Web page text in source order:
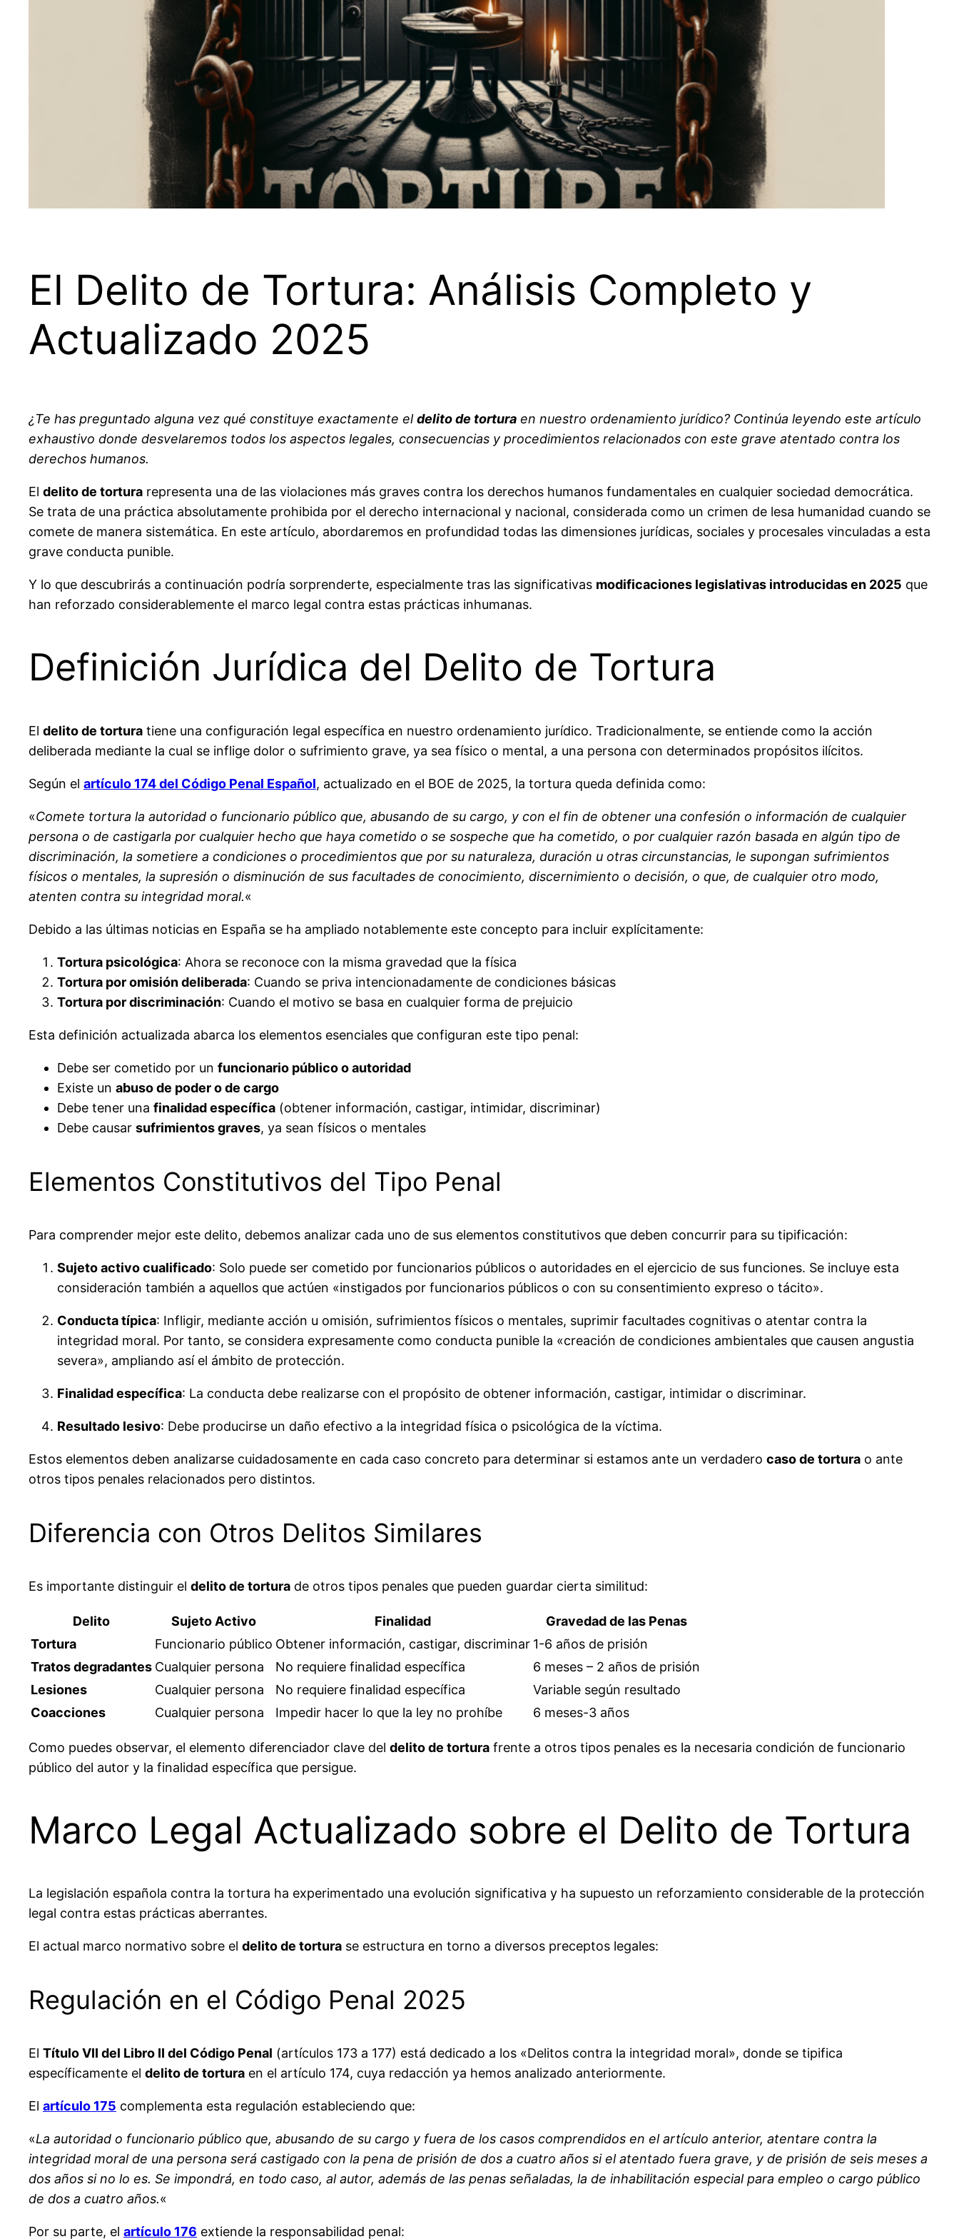
El Delito de Tortura: Análisis Completo y
Actualizado 2025
¿Te has preguntado alguna vez qué constituye exactamente eldelito de tortura en nuestro ordenamiento jurídico? Continúa leyendo este artículo
exhaustivo donde desvelaremos todos los aspectos legales, consecuencias y procedimientos relacionados con este grave atentado contra los
derechos humanos.
El delito de tortura representa una de las violaciones más graves contra los derechos humanos fundamentales en cualquier sociedad democrática.
Se trata de una práctica absolutamente prohibida por el derecho internacional y nacional, considerada como un crimen de lesa humanidad cuando se
comete de manera sistemática. En este artículo, abordaremos en profundidad todas las dimensiones jurídicas, sociales y procesales vinculadas a esta
grave conducta punible.
Y lo que descubrirás a continuación podría sorprenderte, especialmente tras las significativas modificaciones legislativas introducidas en 2025 que
han reforzado considerablemente el marco legal contra estas prácticas inhumanas.
Definición Jurídica del Delito de Tortura
El delito de tortura tiene una configuración legal específica en nuestro ordenamiento jurídico. Tradicionalmente, se entiende como la acción
deliberada mediante la cual se inflige dolor o sufrimiento grave, ya sea físico o mental, a una persona con determinados propósitos ilícitos.
Según el artículo 174 del Código Penal Español, actualizado en el BOE de 2025, la tortura queda definida como:
«Comete tortura la autoridad o funcionario público que, abusando de su cargo, y con el fin de obtener una confesión o información de cualquier
persona o de castigarla por cualquier hecho que haya cometido o se sospeche que ha cometido, o por cualquier razón basada en algún tipo de
discriminación, la sometiere a condiciones o procedimientos que por su naturaleza, duración u otras circunstancias, le supongan sufrimientos
físicos o mentales, la supresión o disminución de sus facultades de conocimiento, discernimiento o decisión, o que, de cualquier otro modo,
atenten contra su integridad moral.«
Debido a las últimas noticias en España se ha ampliado notablemente este concepto para incluir explícitamente:
Tortura psicológica: Ahora se reconoce con la misma gravedad que la física
Tortura por omisión deliberada: Cuando se priva intencionadamente de condiciones básicas
Tortura por discriminación: Cuando el motivo se basa en cualquier forma de prejuicio
Esta definición actualizada abarca los elementos esenciales que configuran este tipo penal:
Debe ser cometido por un funcionario público o autoridad
Existe un abuso de poder o de cargo
Debe tener una finalidad específica (obtener información, castigar, intimidar, discriminar)
Debe causar sufrimientos graves, ya sean físicos o mentales
Elementos Constitutivos del Tipo Penal
Para comprender mejor este delito, debemos analizar cada uno de sus elementos constitutivos que deben concurrir para su tipificación:
Sujeto activo cualificado: Solo puede ser cometido por funcionarios públicos o autoridades en el ejercicio de sus funciones. Se incluye esta
consideración también a aquellos que actúen «instigados por funcionarios públicos o con su consentimiento expreso o tácito».
Conducta típica: Infligir, mediante acción u omisión, sufrimientos físicos o mentales, suprimir facultades cognitivas o atentar contra la
integridad moral. Por tanto, se considera expresamente como conducta punible la «creación de condiciones ambientales que causen angustia
severa», ampliando así el ámbito de protección.
Finalidad específica: La conducta debe realizarse con el propósito de obtener información, castigar, intimidar o discriminar.
Resultado lesivo: Debe producirse un daño efectivo a la integridad física o psicológica de la víctima.
Estos elementos deben analizarse cuidadosamente en cada caso concreto para determinar si estamos ante un verdadero caso de tortura o ante
otros tipos penales relacionados pero distintos.
Diferencia con Otros Delitos Similares
Es importante distinguir el delito de tortura de otros tipos penales que pueden guardar cierta similitud:
Delito Sujeto Activo Finalidad
Gravedad de las Penas
Tortura
Funcionario público Obtener información, castigar, discriminar 1-6 años de prisión
Tratos degradantes Cualquier persona No requiere finalidad específica
6 meses – 2 años de prisión
Lesiones
Cualquier persona No requiere finalidad específica
Variable según resultado
Coacciones
Cualquier persona Impedir hacer lo que la ley no prohíbe 6 meses-3 años
Como puedes observar, el elemento diferenciador clave del delito de tortura frente a otros tipos penales es la necesaria condición de funcionario
público del autor y la finalidad específica que persigue.
Marco Legal Actualizado sobre el Delito de Tortura
La legislación española contra la tortura ha experimentado una evolución significativa y ha supuesto un reforzamiento considerable de la protección
legal contra estas prácticas aberrantes.
El actual marco normativo sobre el delito de tortura se estructura en torno a diversos preceptos legales:
Regulación en el Código Penal 2025
El Título VII del Libro II del Código Penal (artículos 173 a 177) está dedicado a los «Delitos contra la integridad moral», donde se tipifica
específicamente el delito de tortura en el artículo 174, cuya redacción ya hemos analizado anteriormente.
El artículo 175 complementa esta regulación estableciendo que:
«La autoridad o funcionario público que, abusando de su cargo y fuera de los casos comprendidos en el artículo anterior, atentare contra la
integridad moral de una persona será castigado con la pena de prisión de dos a cuatro años si el atentado fuera grave, y de prisión de seis meses a
dos años si no lo es. Se impondrá, en todo caso, al autor, además de las penas señaladas, la de inhabilitación especial para empleo o cargo público
de dos a cuatro años.«
Por su parte, el artículo 176 extiende la responsabilidad penal: